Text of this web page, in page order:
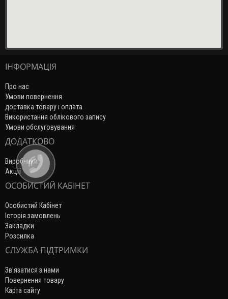
ІНФОРМАЦІЯ
Про нас
Умови повернення
доставка товару і оплата
Використання облікового запису
Умови обслуговування
ДОДАТКОВО
Виробники
Акції
ОСОБИСТИЙ КАБІНЕТ
Особистий Кабінет
Історія замовлень
Закладки
Розсилка
СЛУЖБА ПІДТРИМКИ
Зв'язатися з нами
Повернення товару
Карта сайту